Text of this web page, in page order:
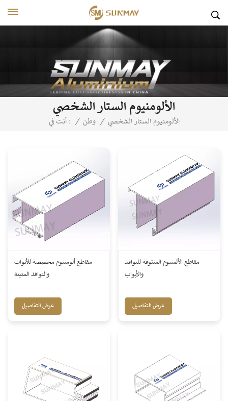
الألومنيوم الستار الشخصي
أنت في : / وطن / الألومنيوم الستار الشخصي
مقاطع ألومنيوم مخصصة للأبواب
والنوافذ المتينة
عرض التفاصيل
مقاطع الألمنيوم المبثوقة للنوافذ
والأبواب
عرض التفاصيل